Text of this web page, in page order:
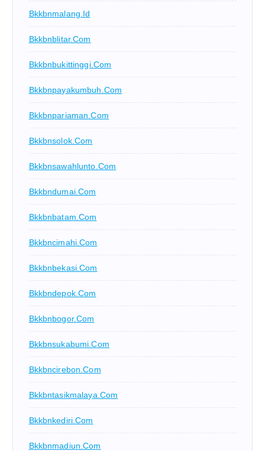
Bkkbnmalang.id
Bkkbnblitar.com
Bkkbnbukittinggi.com
Bkkbnpayakumbuh.com
Bkkbnpariaman.com
Bkkbnsolok.com
Bkkbnsawahlunto.com
Bkkbndumai.com
Bkkbnbatam.com
Bkkbncimahi.com
Bkkbnbekasi.com
Bkkbndepok.com
Bkkbnbogor.com
Bkkbnsukabumi.com
Bkkbncirebon.com
Bkkbntasikmalaya.com
Bkkbnkediri.com
Bkkbnmadiun.com